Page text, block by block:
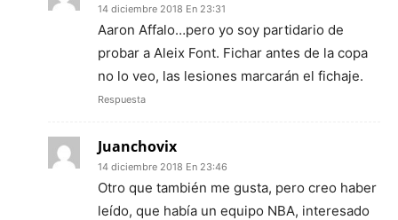
14 diciembre 2018 En 23:31
Aaron Affalo…pero yo soy partidario de
probar a Aleix Font. Fichar antes de la copa
no lo veo, las lesiones marcarán el fichaje.
Respuesta
Juanchovix
14 diciembre 2018 En 23:46
Otro que también me gusta, pero creo haber
leído, que había un equipo NBA, interesado